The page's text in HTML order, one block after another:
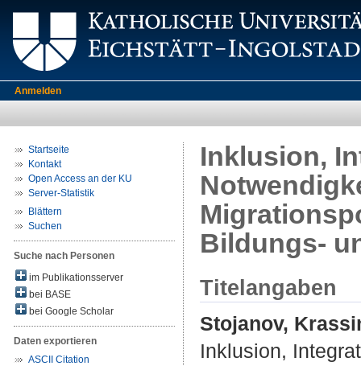
Anmelden
Startseite
Kontakt
Open Access an der KU
Server-Statistik
Blättern
Suchen
Suche nach Personen
im Publikationsserver
bei BASE
bei Google Scholar
Daten exportieren
ASCII Citation
Inklusion,
Bildungs-
Titelangaben
Stojanov,
Inklusion,